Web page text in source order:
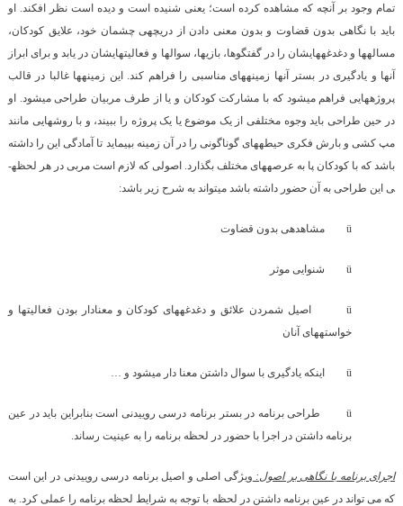
تمام وجود بر آن­چه که مشاهده کرده است؛ یعنی شنیده است و دیده است نظر افکند. او
باید با نگاهی بدون قضاوت و بدون معنی دادن از دریچه­ی چشمان خود، علایق کودکان،
مساله­ها و دغدغه­هایشان را در گفتگوها، بازی­ها، سوال­ها و فعالیت­هایشان در یابد و برای ابراز
آن­ها و یادگیری در بستر آن­ها زمینه­های مناسبی را فراهم کند. این زمینه­ها غالبا در قالب
پروژه­هایی فراهم می­شود که با مشارکت کودکان و یا از طرف مربیان طراحی می­شود. او
در حین طراحی باید وجوه مختلفی از یک موضوع یا یک پروژه را ببیند، و با روش­هایی مانند
مپ کشی و بارش فکری حیطه­های گوناگونی را در آن زمینه بپیماید تا آمادگی این را داشته
باشد که با کودکان پا به عرصه­های مختلف بگذارد. اصولی که لازم است مربی در هر لحظه­
ی این طراحی به آن حضور داشته باشد می­تواند به شرح زیر باشد:
ü مشاهده­ی بدون قضاوت
ü شنوایی موثر
ü
اصیل شمردن علائق و دغدغه­های کودکان و معنادار بودن فعالیت­ها و
خواسته­های آنان
ü این­که یادگیری با سوال داشتن معنا دار می­شود و …
ü
طراحی برنامه در بستر برنامه درسی روییدنی است بنابراین باید در عین
برنامه داشتن در اجرا با حضور در لحظه برنامه را به عینیت رساند.
اجرای برنامه با نگاهی بر اصول: ویژگی اصلی و اصیل برنامه درسی روییدنی در این است
که می تواند در عین برنامه داشتن در لحظه با توجه به شرایط لحظه برنامه را عملی کرد. به